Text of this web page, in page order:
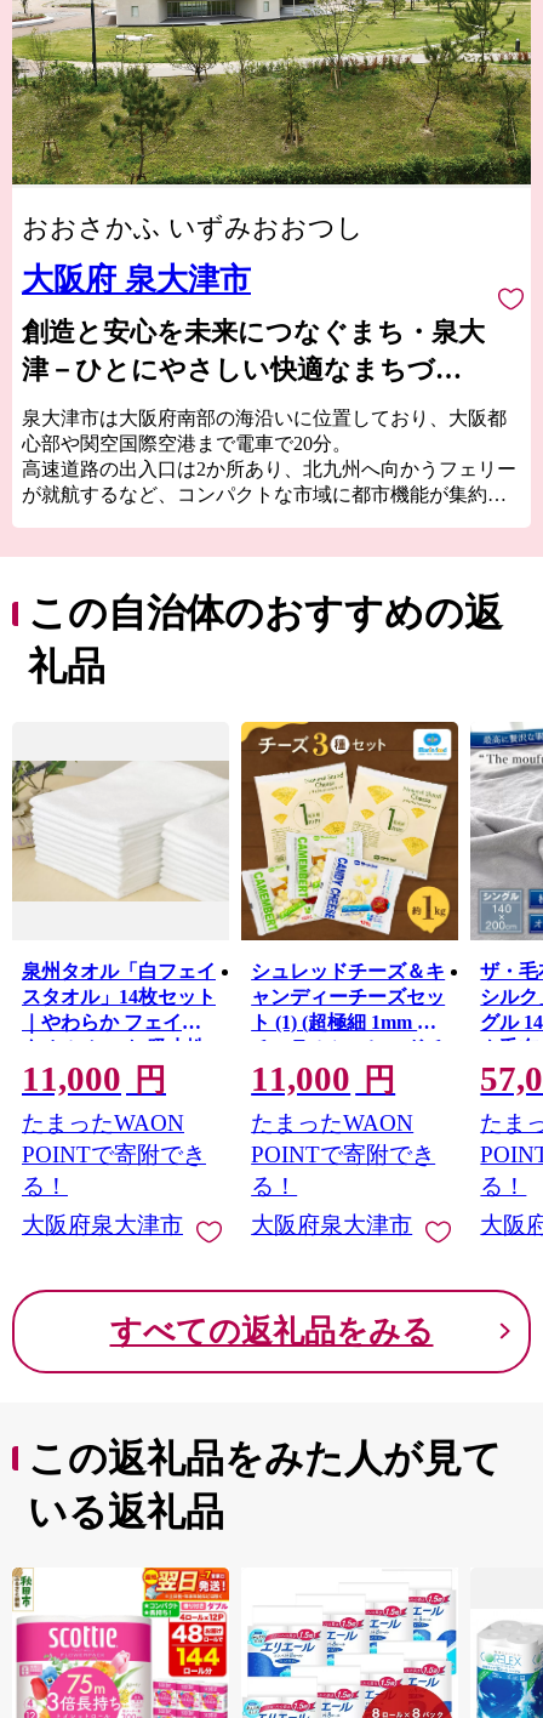
おおさかふ いずみおおつし
大阪府 泉大津市
創造と安心を未来につなぐまち・泉大
津－ひとにやさしい快適なまちづく
りをめざして－
泉大津市は大阪府南部の海沿いに位置しており、大阪都
心部や関空国際空港まで電車で20分。
高速道路の出入口は2か所あり、北九州へ向かうフェリー
が就航するなど、コンパクトな市域に都市機能が集約さ
港として栄えていました。
交通の要として人の往来も多く、随筆や紀行の中でも、
「小津の泊」「小津の浦なる岸の松原」「大津の浦」の
名で登場する名称の地です。
産業では明治18年頃から欧州の技術を導入した毛布の製
造が始まり、一大産地となりました。
今でも国産毛布生産量の約9割を占める「日本一の毛布の
まち」です。
また、立地条件を活かし、トレンドに素早く対応できる
ニット素材の生産地としても成長しました。
糸から製品まで、一貫してこだわりを持った付加価値の
高いものづくりを行っています。
泉大津市では、ライフステージに合わせたきめ細かいサ
ポートを行っており、安心して出産・子育てできる環境
が整っています。
これからも幅広い年代の人が住みたい、住み続けたいと
思えるまちをめざして、さまざまな取り組みを行ってい
きます。
この自治体のおすすめの返
礼品
泉州タオル「白フェイ
スタオル」14枚セット
｜やわらか フェイス
タオル セット 吸水性
普段使い 泉州タオル
[3810]
11,000 円
たまったWAON
POINTで寄附でき
る！
大阪府泉大津市
シュレッドチーズ＆キ
ャンディーチーズセッ
ト (1) (超極細 1mm ナ
チュラルシュレッドチ
ーズ＆キャンディチー
ズ)｜チーズ セット 簡
単調理 コク 味わい サ
ラダ トッピング 一口
コク クリーミー おつ
まみ ゴーダ ピザ グラ
タン パスタ 大阪 泉大
11,000 円
たまったWAON
POINTで寄附でき
る！
大阪府泉大津市
ザ・毛
シル
グル
ク毛
を使
ランケ
絹 天
たかい
シー
睡 寝
津
たま
る！
大阪
すべての返礼品をみる
この返礼品をみた人が見て
いる返礼品